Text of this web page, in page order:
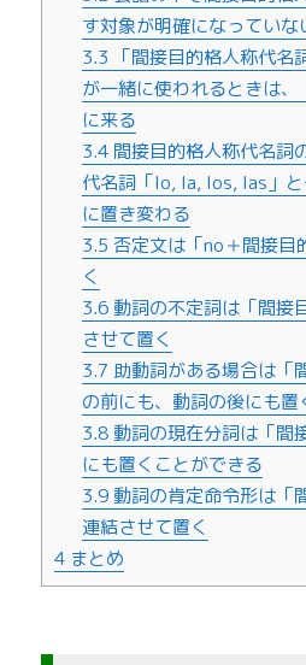
す対象が明確になってい
3.3 「間接目的格人称代
が一緒に使われるときは
に来る
3.4 間接目的格人称代名詞
代名詞「lo, la, los, las」
に置き変わる
3.5 否定文は「no＋間接目
く
3.6 動詞の不定詞は「間接
させて置く
3.7 助動詞がある場合は「
の前にも、動詞の後にも置
3.8 動詞の現在分詞は「間
にも置くことができる
3.9 動詞の肯定命令形は「
連結させて置く
4 まとめ